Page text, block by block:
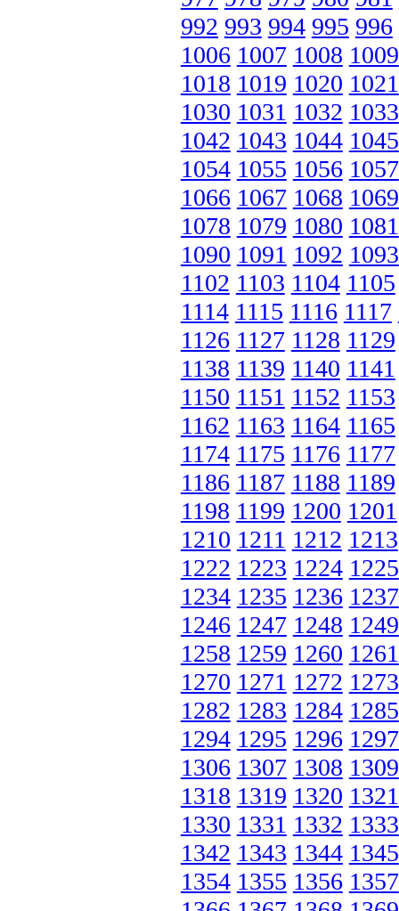
992 993 994 995 996
1006 1007 1008 1009
1018 1019 1020 1021
1030 1031 1032 1033
1042 1043 1044 1045
1054 1055 1056 1057
1066 1067 1068 1069
1078 1079 1080 1081
1090 1091 1092 1093
1102 1103 1104 1105
1114 1115 1116 1117
1126 1127 1128 1129
1138 1139 1140 1141
1150 1151 1152 1153
1162 1163 1164 1165
1174 1175 1176 1177
1186 1187 1188 1189
1198 1199 1200 1201
1210 1211 1212 1213
1222 1223 1224 1225
1234 1235 1236 1237
1246 1247 1248 1249
1258 1259 1260 1261
1270 1271 1272 1273
1282 1283 1284 1285
1294 1295 1296 1297
1306 1307 1308 1309
1318 1319 1320 1321
1330 1331 1332 1333
1342 1343 1344 1345
1354 1355 1356 1357